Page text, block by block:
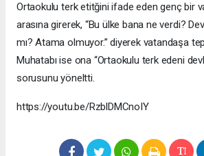
Ortaokulu terk etitğini ifade eden genç bir
arasına girerek, “Bu ülke bana ne verdi?
mı? Atama olmuyor.” diyerek vatandaşa
Muhatabı ise ona “Ortaokulu terk edeni
sorusunu yöneltti.
https://youtu.be/RzblDMCnoIY